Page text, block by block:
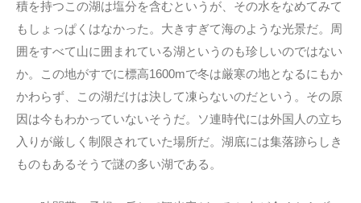
積を持つこの湖は塩分を含むというが、その水をなめてみて
もしょっぱくはなかった。大きすぎて海のような光景だ。周
囲をすべて山に囲まれている湖というのも珍しいのではない
か。この地がすでに標高1600mで冬は厳寒の地となるにもか
かわらず、この湖だけは決して凍らないのだという。その原
因は今もわかっていないそうだ。ソ連時代には外国人の立ち
入りが厳しく制限されていた場所だ。湖底には集落跡らしき
ものもあるそうで謎の多い湖である。